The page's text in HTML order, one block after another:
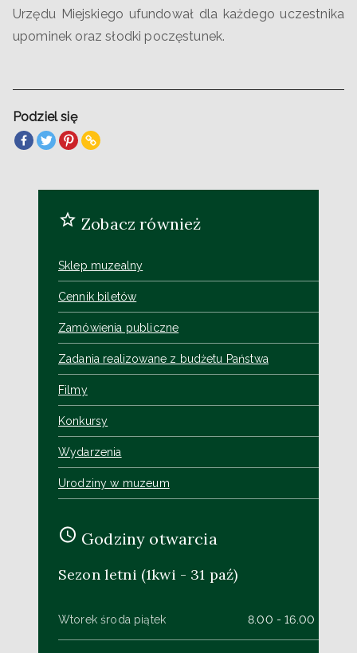
Urzędu Miejskiego ufundował dla każdego uczestnika
upominek oraz słodki poczęstunek.
Podziel się
Zobacz również
Sklep muzealny
Cennik biletów
Zamówienia publiczne
Zadania realizowane z budżetu Państwa
Filmy
Konkursy
Wydarzenia
Urodziny w muzeum
Godziny otwarcia
Sezon letni (1kwi - 31 paź)
Wtorek środa piątek 8.00 - 16.00